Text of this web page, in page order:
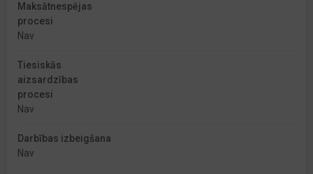
Maksātnespējas
procesi
Nav
Tiesiskās
aizsardzības
procesi
Nav
Darbības izbeigšana
Nav